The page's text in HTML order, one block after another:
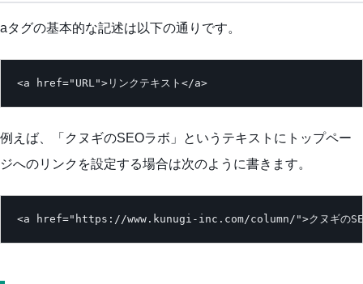
aタグの基本的な記述は以下の通りです。
<a href="URL">リンクテキスト</a>
例えば、「クヌギのSEOラボ」というテキストにトップペー
ジへのリンクを設定する場合は次のように書きます。
<a href="https://www.kunugi-inc.com/column/">クヌギの